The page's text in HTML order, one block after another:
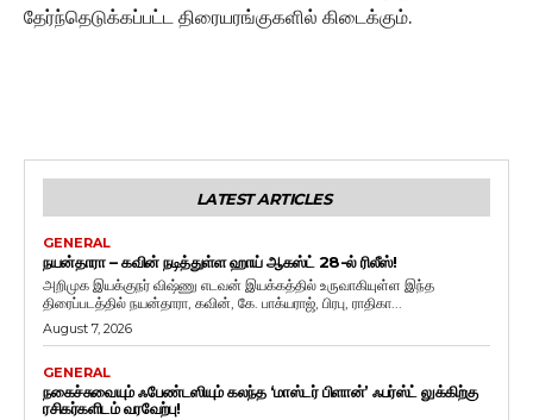
தேர்ந்தெடுக்கப்பட்ட திரையரங்குகளில் கிடைக்கும்.
LATEST ARTICLES
GENERAL
நயன்தாரா – கவின் நடித்துள்ள ஹாய் ஆகஸ்ட் 28-ல் ரிலீஸ்!
அறிமுக இயக்குநர் விஷ்ணு எடவன் இயக்கத்தில் உருவாகியுள்ள இந்த
திரைப்படத்தில் நயன்தாரா, கவின், கே. பாக்யராஜ், பிரபு, ராதிகா...
August 7, 2026
GENERAL
நகைச்சுவையும் ஃபேண்டஸியும் கலந்த ‘மாஸ்டர் பிளான்’ ஃபர்ஸ்ட் லுக்கிற்கு
ரசிகர்களிடம் வரவேற்பு!